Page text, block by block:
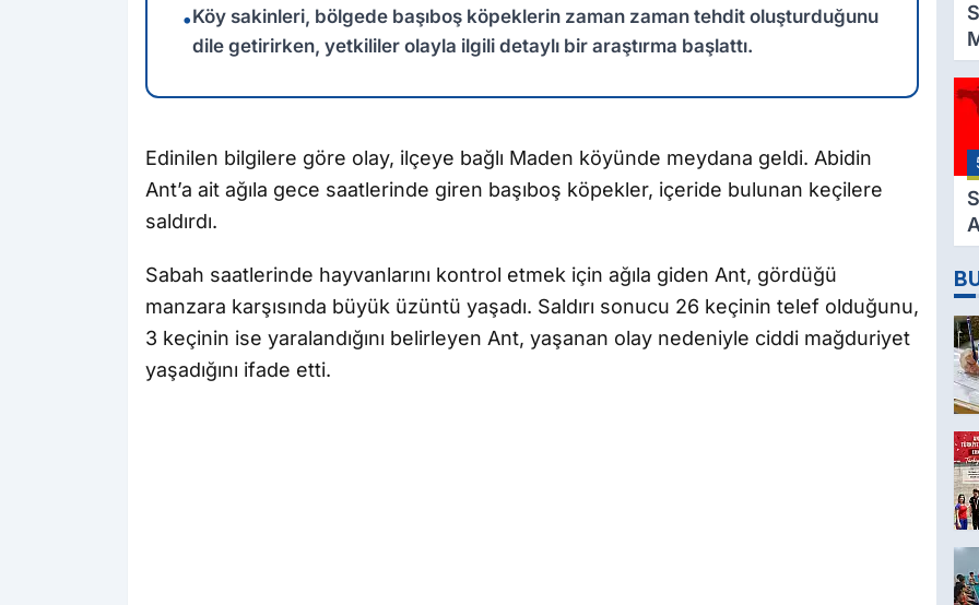
•Köy sakinleri, bölgede başıboş köpeklerin zaman zaman tehdit oluşturduğunu
dile getirirken, yetkililer olayla ilgili detaylı bir araştırma başlattı.
Edinilen bilgilere göre olay, ilçeye bağlı Maden köyünde meydana geldi. Abidin
Ant’a ait ağıla gece saatlerinde giren başıboş köpekler, içeride bulunan keçilere
saldırdı.
Sabah saatlerinde hayvanlarını kontrol etmek için ağıla giden Ant, gördüğü
manzara karşısında büyük üzüntü yaşadı. Saldırı sonucu 26 keçinin telef olduğunu,
3 keçinin ise yaralandığını belirleyen Ant, yaşanan olay nedeniyle ciddi mağduriyet
yaşadığını ifade etti.